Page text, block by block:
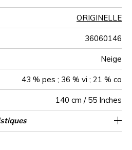
ORIGINELLE
36060146
Neige
43 % pes ; 36 % vi ; 21 % co
140 cm / 55 Inches
<4%
Raccord droit
30000
classique : 20.000 à 40.000
et/ou 15,000 à 30,000
40000
De large
600
aw - 0.15
Inde
9 cm / 4 Inches
11 cm / 4 Inches